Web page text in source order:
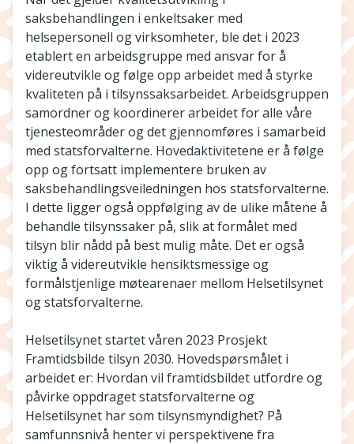
saksbehandlingen i enkeltsaker med
helsepersonell og virksomheter, ble det i 2023
etablert en arbeidsgruppe med ansvar for å
videreutvikle og følge opp arbeidet med å styrke
kvaliteten på i tilsynssaksarbeidet. Arbeidsgruppen
samordner og koordinerer arbeidet for alle våre
tjenesteområder og det gjennomføres i samarbeid
med statsforvalterne. Hovedaktivitetene er å følge
opp og fortsatt implementere bruken av
saksbehandlingsveiledningen hos statsforvalterne.
I dette ligger også oppfølging av de ulike måtene å
behandle tilsynssaker på, slik at formålet med
tilsyn blir nådd på best mulig måte. Det er også
viktig å videreutvikle hensiktsmessige og
formålstjenlige møtearenaer mellom Helsetilsynet
og statsforvalterne.
Helsetilsynet startet våren 2023 Prosjekt
Framtidsbilde tilsyn 2030. Hovedspørsmålet i
arbeidet er: Hvordan vil framtidsbildet utfordre og
påvirke oppdraget statsforvalterne og
Helsetilsynet har som tilsynsmyndighet? På
samfunnsnivå henter vi perspektivene fra